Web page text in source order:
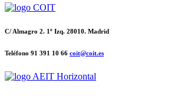
C/ Almagro 2. 1º Izq. 28010. Madrid
Teléfono 91 391 10 66 coit@coit.es